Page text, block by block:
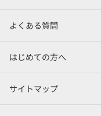
よくある質問
はじめての方へ
サイトマップ